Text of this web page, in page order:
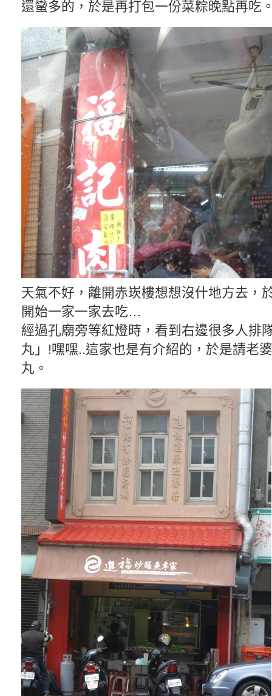
還蠻多的，於是再打包一份菜粽晚點再吃
天氣不好，離開赤崁樓想想沒什地方去，
開始一家一家去吃…
經過孔廟旁等紅燈時，看到右邊很多人排
丸」!嘿嘿..這家也是有介紹的，於是請老
丸。